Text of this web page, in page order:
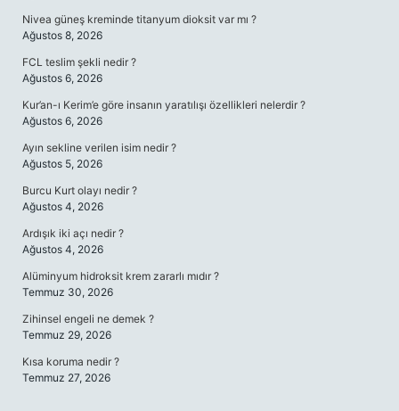
Nivea güneş kreminde titanyum dioksit var mı ?
Ağustos 8, 2026
FCL teslim şekli nedir ?
Ağustos 6, 2026
Kur’an-ı Kerim’e göre insanın yaratılışı özellikleri nelerdir ?
Ağustos 6, 2026
Ayın sekline verilen isim nedir ?
Ağustos 5, 2026
Burcu Kurt olayı nedir ?
Ağustos 4, 2026
Ardışık iki açı nedir ?
Ağustos 4, 2026
Alüminyum hidroksit krem zararlı mıdır ?
Temmuz 30, 2026
Zihinsel engeli ne demek ?
Temmuz 29, 2026
Kısa koruma nedir ?
Temmuz 27, 2026